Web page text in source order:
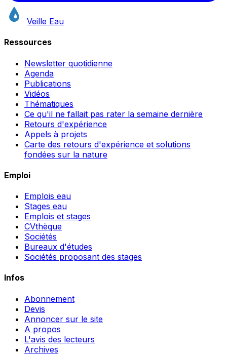
Veille Eau
Ressources
Newsletter quotidienne
Agenda
Publications
Vidéos
Thématiques
Ce qu'il ne fallait pas rater la semaine dernière
Retours d'expérience
Appels à projets
Carte des retours d'expérience et solutions
fondées sur la nature
Emploi
Emplois eau
Stages eau
Emplois et stages
CVthèque
Sociétés
Bureaux d'études
Sociétés proposant des stages
Infos
Abonnement
Devis
Annoncer sur le site
A propos
L'avis des lecteurs
Archives